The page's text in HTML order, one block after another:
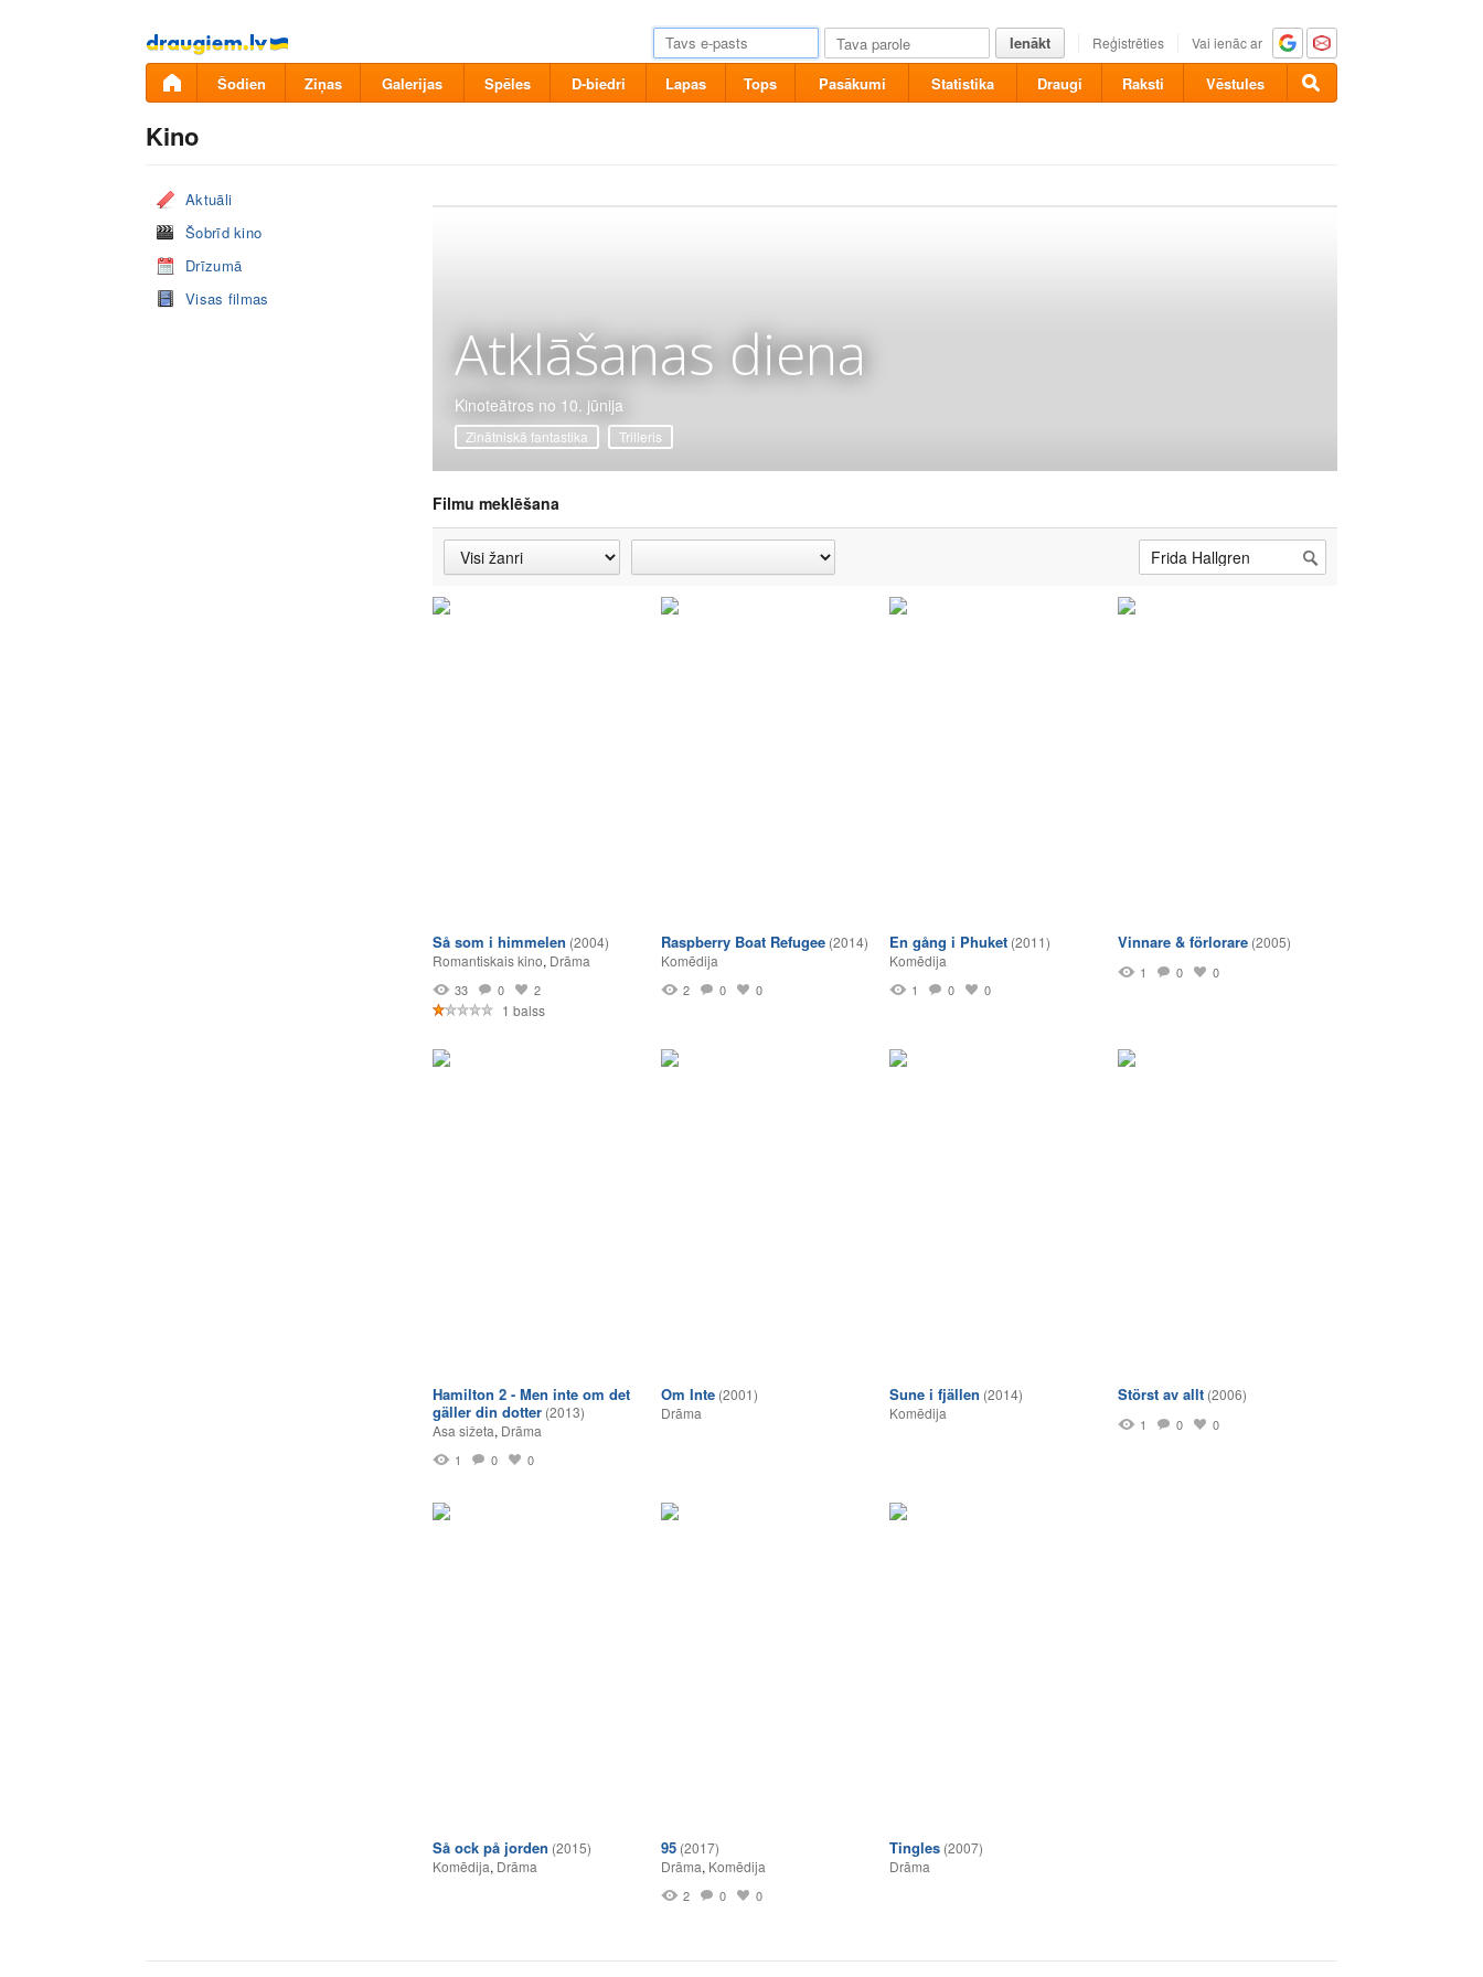
Pāriet
uz
saturu
Ienākt Reģistrēties Vai ienāc ar
Šodien Ziņas Galerijas Spēles D-biedri Lapas Tops Pasākumi Statistika Draugi Raksti Vēstules
Kino
Aktuāli
Šobrīd kino
Drīzumā
Visas filmas
Atklāšanas diena
Kinoteātros no 10. jūnija
Zinātniskā fantastika Trilleris
Filmu meklēšana
Så som i himmelen (2004)
Romantiskais kino, Drāma
33 0 2
1 balss
Raspberry Boat Refugee (2014)
Komēdija
2 0 0
En gång i Phuket (2011)
Komēdija
1 0 0
Vinnare & förlorare (2005)
1 0 0
Hamilton 2 - Men inte om det
gäller din dotter (2013)
Asa sižeta, Drāma
1 0 0
Om Inte (2001)
Drāma
Sune i fjällen (2014)
Komēdija
Störst av allt (2006)
1 0 0
Så ock på jorden (2015)
Komēdija, Drāma
95 (2017)
Drāma, Komēdija
2 0 0
Tingles (2007)
Drāma